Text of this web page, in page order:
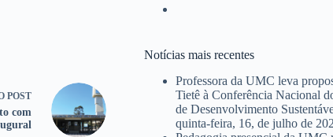
POST
com
Notícias mais recentes
Professora da UMC leva
Tietê à Conferência Nacional
de Desenvolvimento
quinta-feira, 16, de julho de